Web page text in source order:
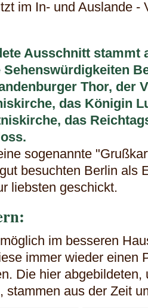
im In- und Auslande -
Ausschnitt stammt
Sehenswürdigkeiten
Thor, der
das Königin
das
sogenannte
besuchten Berlin als
liebsten geschickt.
im besseren
immer wieder einen
Die hier abgebildeten,
stammen aus der Zeit